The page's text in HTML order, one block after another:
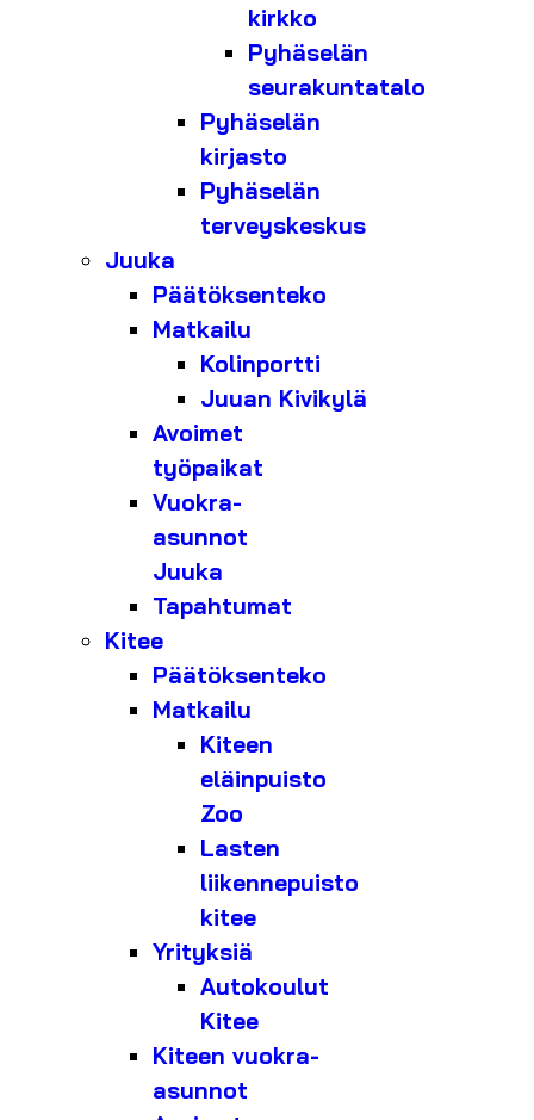
kirkko
Pyhäselän
seurakuntatalo
Pyhäselän
kirjasto
Pyhäselän
terveyskeskus
Juuka
Päätöksenteko
Matkailu
Kolinportti
Juuan Kivikylä
Avoimet
työpaikat
Vuokra-
asunnot
Juuka
Tapahtumat
Kitee
Päätöksenteko
Matkailu
Kiteen
eläinpuisto
Zoo
Lasten
liikennepuisto
kitee
Yrityksiä
Autokoulut
Kitee
Kiteen vuokra-
asunnot